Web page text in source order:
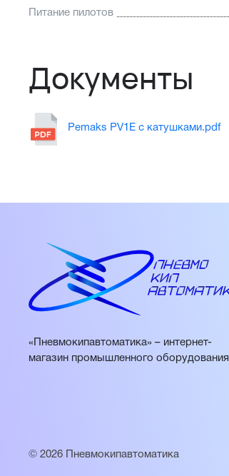
Питание пилотов
Документы
Pemaks PV1E с катушками.pdf
«Пневмокипавтоматика» – интернет-
магазин промышленного оборудования
© 2026 Пневмокипавтоматика